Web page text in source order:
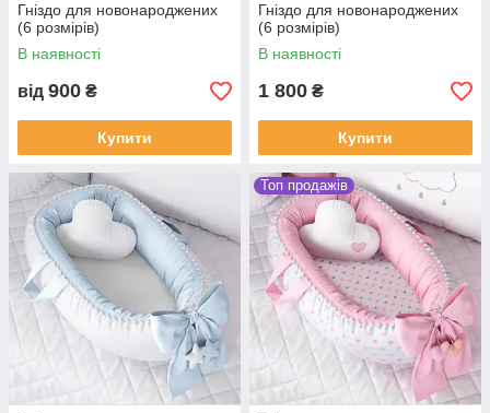
Гніздо для новонароджених
(6 розмірів)
В наявності
від 900 ₴
Купити
Гніздо для новонароджених
(6 розмірів)
В наявності
1 800 ₴
Купити
Топ продажів